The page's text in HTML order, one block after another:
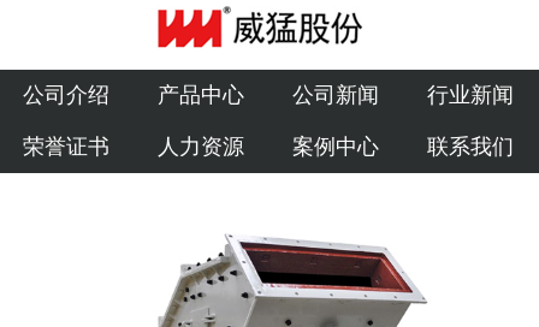
公司介绍
产品中心
公司新闻
荣誉证书
公司介绍 产品中心 公司新闻 行业新闻
荣誉证书 人力资源 案例中心 联系我们